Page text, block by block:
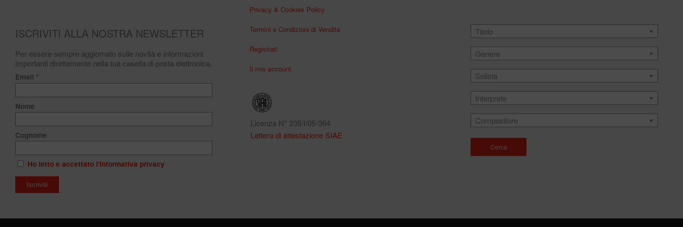
ISCRIVITI ALLA NOSTRA NEWSLETTER
Per essere sempre aggiornato sulle novità e informazioni
importanti direttamente nella tua casella di posta elettronica.
Email *
Nome
Cognome
Ho letto e accettato l'informativa privacy
Privacy & Cookies Policy
Termini e Condizioni di Vendita
Registrati
Il mio account
Licenza N° 235/I/05-364
Lettera di attestazione SIAE
Titolo
Genere
Solista
Interprete
Compositore
Cerca